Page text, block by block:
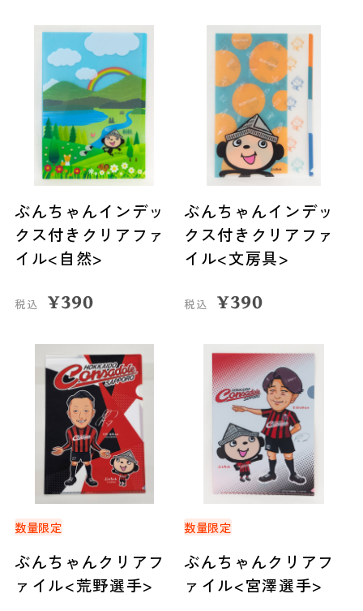
ぶんちゃんインデッ
クス付きクリアファ
イル<自然>
税込 ¥390
ぶんちゃんインデッ
クス付きクリアファ
イル<文房具>
税込 ¥390
数量限定
ぶんちゃんクリアフ
ァイル<荒野選手>
数量限定
ぶんちゃんクリアフ
ァイル<宮澤選手>